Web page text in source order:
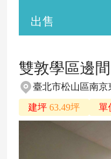
出售
雙敦學區邊
臺北市松山區南京
建坪 63.49坪 單